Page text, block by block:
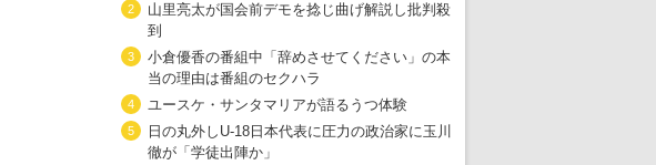
2
山里亮太が国会前デモを捻じ曲げ解説し批判殺
到
3
小倉優香の番組中「辞めさせてください」の本
当の理由は番組のセクハラ
4 ユースケ・サンタマリアが語るうつ体験
5
日の丸外しU-18日本代表に圧力の政治家に玉川
徹が「学徒出陣か」